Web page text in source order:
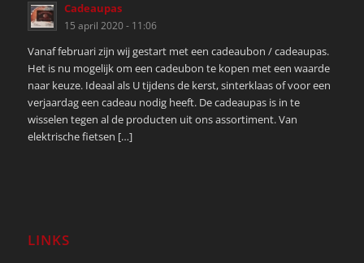
Cadeaupas
15 april 2020 - 11:06
Vanaf februari zijn wij gestart met een cadeaubon / cadeaupas.
Het is nu mogelijk om een cadeubon te kopen met een waarde
naar keuze. Ideaal als U tijdens de kerst, sinterklaas of voor een
verjaardag een cadeau nodig heeft. De cadeaupas is in te
wisselen tegen al de producten uit ons assortiment. Van
elektrische fietsen […]
LINKS